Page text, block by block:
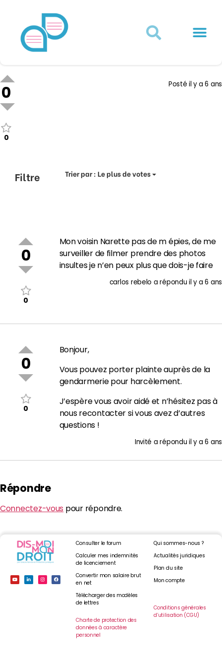
0
0
Postéil y a 6 ans
Filtre Trier par :Le plus de votes
0
0
Mon voisin Narette pas de m épies, de me
surveiller de filmer prendre des photos
insultes je n’en peux plus que dois-je faire
carlos rebelo a réponduil y a 6 ans
0
0
Bonjour,
Vous pouvez porter plainte auprès de la
gendarmerie pour harcèlement.
J’espère vous avoir aidé et n’hésitez pas à
nous recontacter si vous avez d’autres
questions !
Invité a réponduil y a 6 ans
Répondre
Connectez-vous pour répondre.
Consulter le forum
Calculer mes indemnités
de licenciement
Convertir mon salaire brut
en net
Télécharger des modèles
de lettres
Charte de protection des
données à caractère
personnel
Qui sommes-nous ?
Actualités juridiques
Plan du site
Mon compte
Conditions générales
d’utilisation (CGU)